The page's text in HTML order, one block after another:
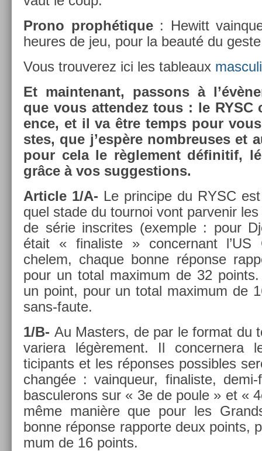
Prono prophétique: Hewitt
heures de jeu, pour la beauté du
Vous trouverez ici les tab­leaux
Et main­tenant, pas­sons à
que vous at­tendez tous : le RYSC
ence, et il va être temps pour
stes, que j’espère nombreuses et
pour cela le règle­ment définitif,
grâce à vos sug­ges­tions.
Ar­ticle 1/A- Le prin­cipe du RYSC
quel stade du tour­noi vont par­venir
de série in­scrites (ex­em­ple : pour
était « fin­alis­te » con­cer­nant l’US
chelem, chaque bonne réponse
pour un total maxi­mum de 32
un point, pour un total maxi­mum de
sans-faute.
1/B- Au Mast­ers, de par le for­mat du
variera légère­ment. Il con­cer­nera
ticipants et les répon­ses pos­sibles
changée : vain­queur, fin­alis­te,
bas­culerons sur « 3e de poule » et «
même manière que pour les
bonne réponse rap­porte deux points,
mum de 16 points.